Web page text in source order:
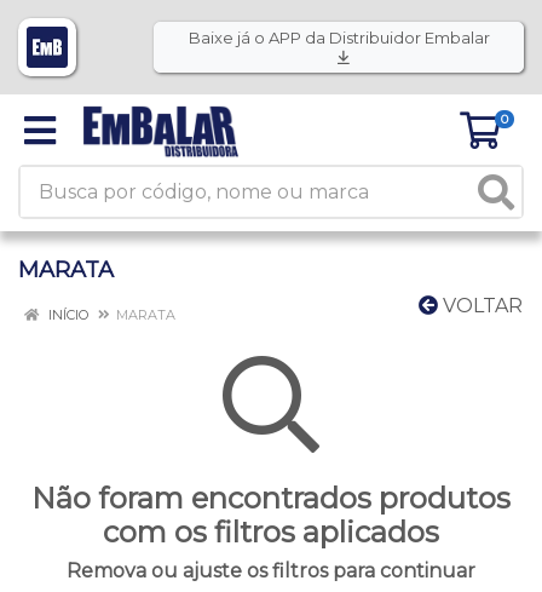
Baixe já o APP da Distribuidor Embalar
0
MARATA
VOLTAR
INÍCIO MARATA
Não foram encontrados produtos
com os filtros aplicados
Remova ou ajuste os filtros para continuar